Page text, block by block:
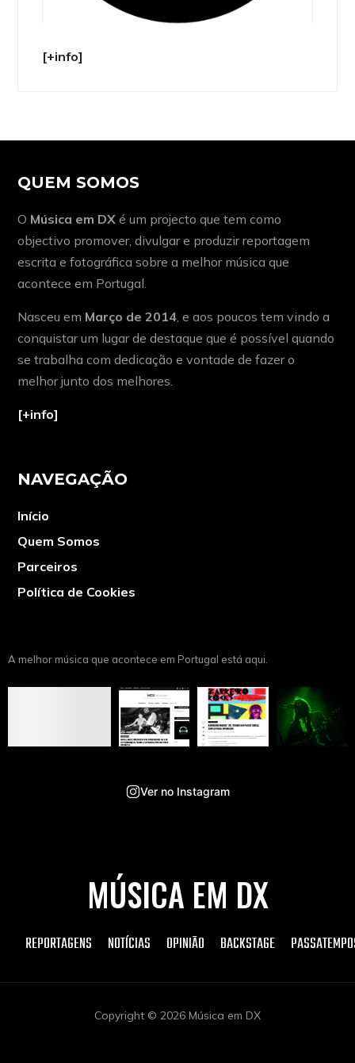
[+info]
QUEM SOMOS
O Música em DX é um projecto que tem como
objectivo promover, divulgar e produzir reportagem
escrita e fotográfica sobre a melhor música que
acontece em Portugal.
Nasceu em Março de 2014, e aos poucos tem vindo a
conquistar um lugar de destaque que é possível quando
se trabalha com dedicação e vontade de fazer o
melhor junto dos melhores.
[+info]
NAVEGAÇÃO
Início
Quem Somos
Parceiros
Política de Cookies
A melhor música que acontece em Portugal está aqui.
Ver no Instagram
MÚSICA EM DX
REPORTAGENS NOTÍCIAS OPINIÃO BACKSTAGE
Copyright © 2026 Música em DX